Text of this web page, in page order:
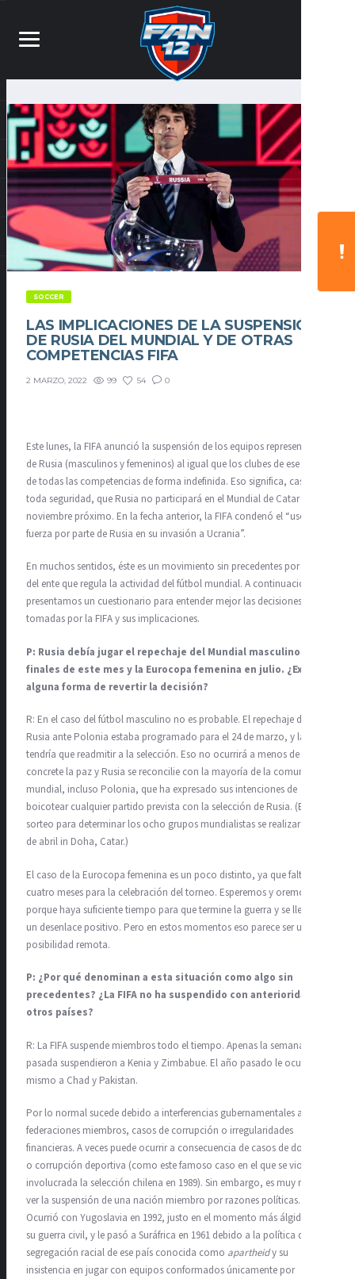
SOCCER
LAS IMPLICACIONES DE LA SUSPENSIÓN
DE RUSIA DEL MUNDIAL Y DE OTRAS
COMPETENCIAS FIFA
2 MARZO, 2022 99 54 0
Este lunes, la FIFA anunció la suspensión de los equipos representantes
de Rusia (masculinos y femeninos) al igual que los clubes de ese país,
de todas las competencias de forma indefinida. Eso significa, casi con
toda seguridad, que Rusia no participará en el Mundial de Catar de
noviembre próximo. En la fecha anterior, la FIFA condenó el “uso de la
fuerza por parte de Rusia en su invasión a Ucrania”.
En muchos sentidos, éste es un movimiento sin precedentes por parte
del ente que regula la actividad del fútbol mundial. A continuación,
presentamos un cuestionario para entender mejor las decisiones
tomadas por la FIFA y sus implicaciones.
P: Rusia debía jugar el repechaje del Mundial masculino a
finales de este mes y la Eurocopa femenina en julio. ¿Existe
alguna forma de revertir la decisión?
R: En el caso del fútbol masculino no es probable. El repechaje de
Rusia ante Polonia estaba programado para el 24 de marzo, y la FIFA
tendría que readmitir a la selección. Eso no ocurrirá a menos de que se
concrete la paz y Rusia se reconcilie con la mayoría de la comunidad
mundial, incluso Polonia, que ha expresado sus intenciones de
boicotear cualquier partido prevista con la selección de Rusia. (El
sorteo para determinar los ocho grupos mundialistas se realizará el 1
de abril in Doha, Catar.)
El caso de la Eurocopa femenina es un poco distinto, ya que faltan
cuatro meses para la celebración del torneo. Esperemos y oremos
porque haya suficiente tiempo para que termine la guerra y se llegue a
un desenlace positivo. Pero en estos momentos eso parece ser una
posibilidad remota.
P: ¿Por qué denominan a esta situación como algo sin
precedentes? ¿La FIFA no ha suspendido con anterioridad a
otros países?
R: La FIFA suspende miembros todo el tiempo. Apenas la semana
pasada suspendieron a Kenia y Zimbabue. El año pasado le ocurrió lo
mismo a Chad y Pakistan.
Por lo normal sucede debido a interferencias gubernamentales a
federaciones miembros, casos de corrupción o irregularidades
financieras. A veces puede ocurrir a consecuencia de casos de dopaje
o corrupción deportiva (como este famoso caso en el que se vio
involucrada la selección chilena en 1989). Sin embargo, es muy raro
ver la suspensión de una nación miembro por razones políticas.
Ocurrió con Yugoslavia en 1992, justo en el momento más álgido de
su guerra civil, y le pasó a Suráfrica en 1961 debido a la política de
segregación racial de ese país conocida como apartheidy su
insistencia en jugar con equipos conformados únicamente por